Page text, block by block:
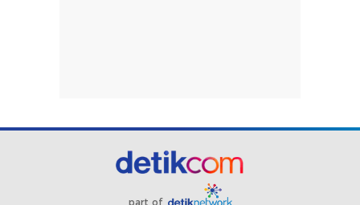
part of